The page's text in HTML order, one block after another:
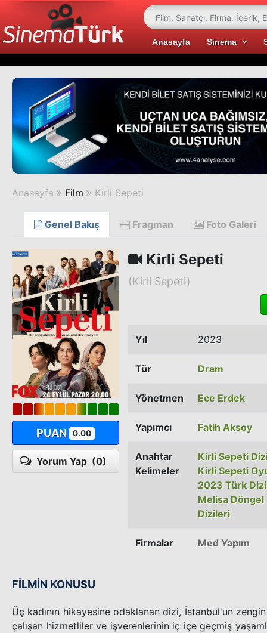
Anasayfa Sinema
Anasayfa Film Kirli Sepeti
Genel Bakış Fragman Foto Galeri
PUAN 0.00
Yorum Yap (0)
Kirli Sepeti
(Kirli Sepeti)
Yıl 2023
Tür Dram
Yönetmen Ece Erdek
Yapımcı Fatih Aksoy
Anahtar
Kelimeler
Kirli Sepeti
Kirli Sepeti
2023 Türk
Melisa
Dizileri
Firmalar Med Yapım
FİLMİN KONUSU
Üç kadının hikayesine odaklanan dizi, İstanbul'un
çalışan hizmetliler ve işverenlerinin iç içe geçmiş